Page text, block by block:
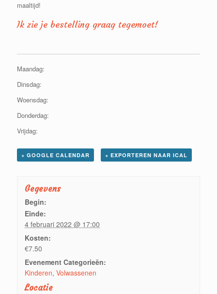
maaltijd!
Ik zie je bestelling graag tegemoet!
Maandag:
Dinsdag:
Woensdag:
Donderdag:
Vrijdag:
+ GOOGLE CALENDAR + EXPORTEREN NAAR ICAL
Gegevens
Begin:
Einde:
4 februari 2022 @ 17:00
Kosten:
€7.50
Evenement Categorieën:
Kinderen,Volwassenen
Locatie